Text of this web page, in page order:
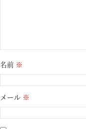
名前 ※
メール ※